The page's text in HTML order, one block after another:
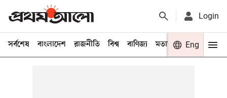
Login
সর্বশেষ বাংলাদেশ রাজনীতি বিশ্ব বাণিজ্য মতামত খেলা
Eng